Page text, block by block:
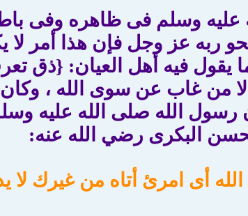
عليه وسلم فى ظاهره وفى
ربه عز وجل فإن هذا أمر لا
يقول فيه أهل العيان: {ذق
إلا من غاب عن سوى الله ،
رسول الله صلى الله عليه
البكرى رضي الله عنه:
أى امرئ أتاه من غيرك لا